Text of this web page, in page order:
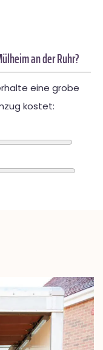
an der Ruhr?
eine grobe
kostet: